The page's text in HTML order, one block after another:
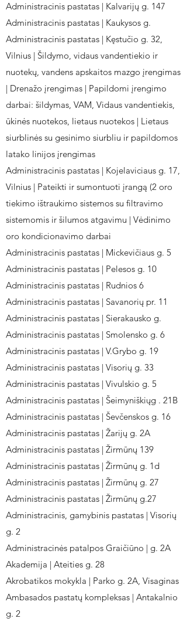
Administracinis pastatas | Kalvarijų g. 147
Administracinis pastatas | Kaukysos g.
Administracinis pastatas | Kęstučio g. 32,
Vilnius | Šildymo, vidaus vandentiekio ir
nuotekų, vandens apskaitos mazgo įrengimas
| Drenažo įrengimas | Papildomi įrengimo
darbai: šildymas, VAM, Vidaus vandentiekis,
ūkinės nuotekos, lietaus nuotekos | Lietaus
siurblinės su gesinimo siurbliu ir papildomos
latako linijos įrengimas
Administracinis pastatas | Kojelaviciaus g. 17,
Vilnius | Pateikti ir sumontuoti įrangą (2 oro
tiekimo ištraukimo sistemos su filtravimo
sistemomis ir šilumos atgavimu | Vėdinimo
oro kondicionavimo darbai
Administracinis pastatas | Mickevičiaus g. 5
Administracinis pastatas | Pelesos g. 10
Administracinis pastatas | Rudnios 6
Administracinis pastatas | Savanorių pr. 11
Administracinis pastatas | Sierakausko g.
Administracinis pastatas | Smolensko g. 6
Administracinis pastatas | V.Grybo g. 19
Administracinis pastatas | Visorių g. 33
Administracinis pastatas | Vivulskio g. 5
Administracinis pastatas | Šeimyniškiųg . 21B
Administracinis pastatas | Ševčenskos g. 16
Administracinis pastatas | Žarijų g. 2A
Administracinis pastatas | Žirmūnų 139
Administracinis pastatas | Žirmūnų g. 1d
Administracinis pastatas | Žirmūnų g. 27
Administracinis pastatas | Žirmūnų g.27
Administracinis, gamybinis pastatas | Visorių
g. 2
Administracinės patalpos Graičiūno | g. 2A
Akademija | Ateities g. 28
Akrobatikos mokykla | Parko g. 2A, Visaginas
Ambasados pastatų kompleksas | Antakalnio
g. 2